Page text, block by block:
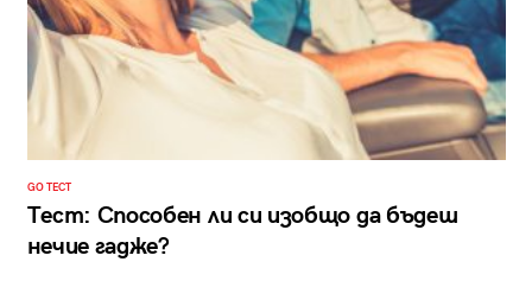
GO ТЕСТ
Тест: Способен ли си изобщо да бъдеш
нечие гадже?